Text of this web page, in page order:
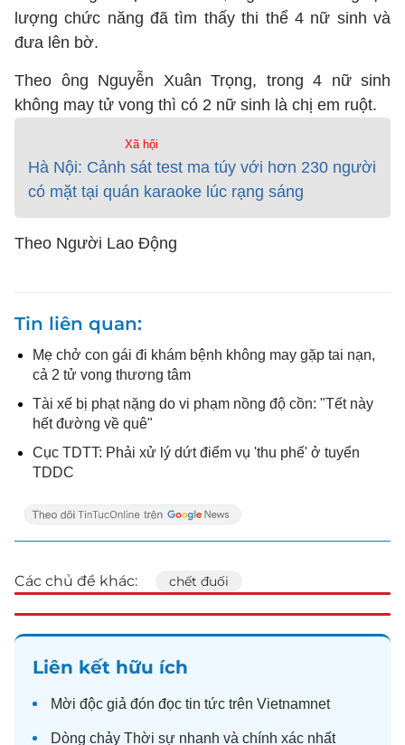
lượng chức năng đã tìm thấy thi thể 4 nữ sinh và
đưa lên bờ.
Theo ông Nguyễn Xuân Trọng, trong 4 nữ sinh
không may tử vong thì có 2 nữ sinh là chị em ruột.
Xã hội
Hà Nội: Cảnh sát test ma túy với hơn 230 người
có mặt tại quán karaoke lúc rạng sáng
Theo Người Lao Động
Tin liên quan
Mẹ chở con gái đi khám bệnh không may gặp tai nạn,
cả 2 tử vong thương tâm
Tài xế bị phạt nặng do vi phạm nồng độ cồn: "Tết này
hết đường về quê"
Cục TDTT: Phải xử lý dứt điểm vụ 'thu phế' ở tuyển
TDDC
Các chủ đề khác: chết đuối
Liên kết hữu ích
Mời độc giả đón đọc tin tức trên Vietnamnet
Dòng chảy Thời sự nhanh và chính xác nhất